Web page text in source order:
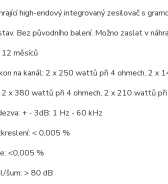
high-endový integrovaný zesilovač s
Bez původního balení. Možno zaslat v
12 měsíců
na kanál: 2 x 250 wattů při 4 ohmech, 2 x
2 x 380 wattů při 4 ohmech, 2 x 210 wattů při
+ - 3dB: 1 Hz - 60 kHz
< 0,005 %
<0,005 %
šum: > 80 dB